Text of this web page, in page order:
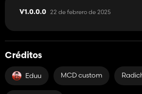
V1.0.0.0 22 de febrero de 2025
Créditos
Eduu MCD custom